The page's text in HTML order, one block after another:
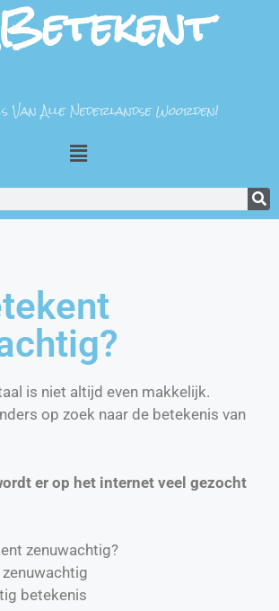
Van Alle Nederlandse Woorden!
is niet altijd even makkelijk.
op zoek naar de betekenis van
er op het internet veel gezocht
zenuwachtig?
betekenis